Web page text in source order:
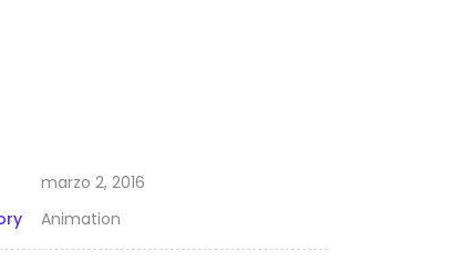
marzo 2, 2016
Animation